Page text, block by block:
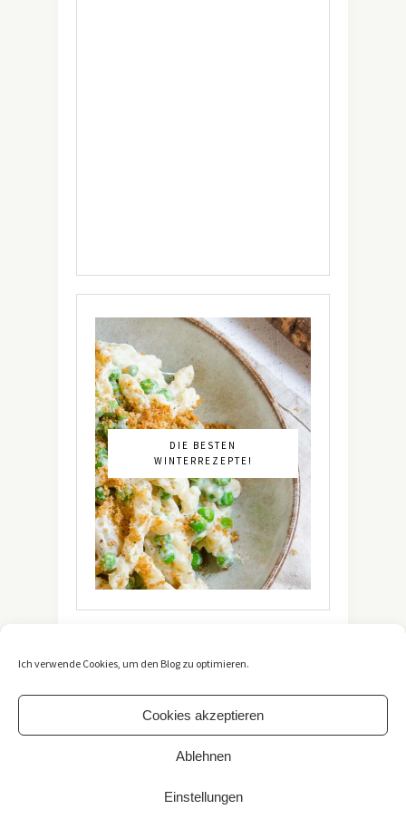
Ich verwende Cookies, um den Blog zu optimieren.
Cookies akzeptieren
Ablehnen
Einstellungen
DIE BESTEN
WINTERREZEPTE!
Reserved. / *Affiliate-Link